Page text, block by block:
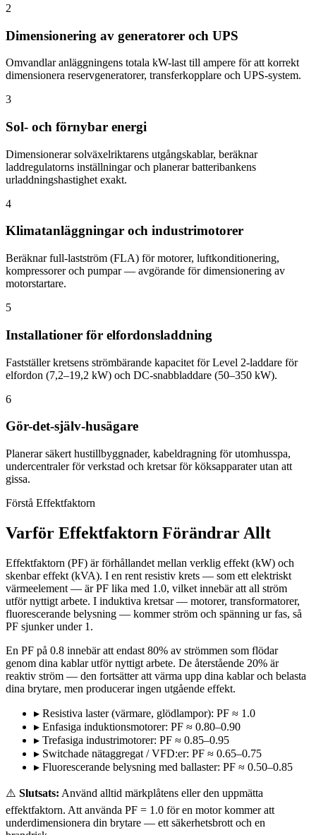
2
Dimensionering av generatorer och UPS
Omvandlar anläggningens totala kW-last till ampere för att korrekt
dimensionera reservgeneratorer, transferkopplare och UPS-system.
3
Sol- och förnybar energi
Dimensionerar solväxelriktarens utgångskablar, beräknar
laddregulatorns inställningar och planerar batteribankens
urladdningshastighet exakt.
4
Klimatanläggningar och industrimotorer
Beräknar full-lastström (FLA) för motorer, luftkonditionering,
kompressorer och pumpar — avgörande för dimensionering av
motorstartare.
5
Installationer för elfordonsladdning
Fastställer kretsens strömbärande kapacitet för Level 2-laddare för
elfordon (7,2–19,2 kW) och DC-snabbladdare (50–350 kW).
6
Gör-det-själv-husägare
Planerar säkert hustillbyggnader, kabeldragning för utomhusspa,
undercentraler för verkstad och kretsar för köksapparater utan att
gissa.
Förstå Effektfaktorn
Varför Effektfaktorn Förändrar Allt
Effektfaktorn (PF) är förhållandet mellan verklig effekt (kW) och
skenbar effekt (kVA). I en rent resistiv krets — som ett elektriskt
värmeelement — är PF lika med 1.0, vilket innebär att all ström
utför nyttigt arbete. I induktiva kretsar — motorer, transformatorer,
fluorescerande belysning — kommer ström och spänning ur fas, så
PF sjunker under 1.
En PF på 0.8 innebär att endast 80% av strömmen som flödar
genom dina kablar utför nyttigt arbete. De återstående 20% är
reaktiv ström — den fortsätter att värma upp dina kablar och belasta
dina brytare, men producerar ingen utgående effekt.
▸ Resistiva laster (värmare, glödlampor): PF ≈ 1.0
▸ Enfasiga induktionsmotorer: PF ≈ 0.80–0.90
▸ Trefasiga industrimotorer: PF ≈ 0.85–0.95
▸ Switchade nätaggregat / VFD:er: PF ≈ 0.65–0.75
▸ Fluorescerande belysning med ballaster: PF ≈ 0.50–0.85
⚠️ Slutsats: Använd alltid märkplåtens eller den uppmätta
effektfaktorn. Att använda PF = 1.0 för en motor kommer att
underdimensionera din brytare — ett säkerhetsbrott och en